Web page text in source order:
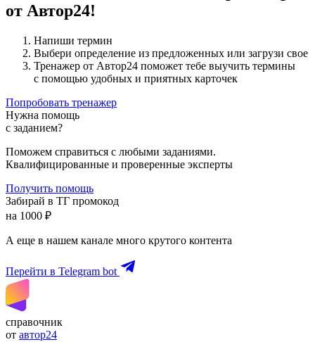
от Автор24!
Напиши термин
Выбери определение из предложенных или загрузи свое
Тренажер от Автор24 поможет тебе выучить термины
с помощью удобных и приятных карточек
Попробовать тренажер
Нужна помощь
с заданием?
Поможем справиться с любыми заданиями.
Квалифицированные и проверенные эксперты
Получить помощь
Забирай в ТГ промокод
на 1000 ₽
А еще в нашем канале много крутого контента
Перейти в Telegram bot
справочник
от автор24